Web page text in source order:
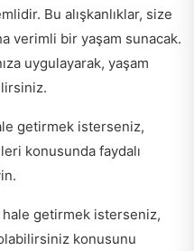
Bu alışkanlıklar, size
verimli bir yaşam sunacak.
uygulayarak, yaşam
getirmek isterseniz,
konusunda faydalı
hale getirmek isterseniz,
konusunu